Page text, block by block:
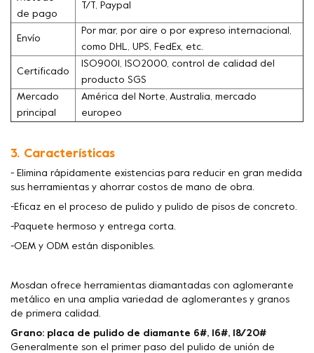
de pago
T/T, Paypal
Envío
Por mar, por aire o por expreso internacional,
como DHL, UPS, FedEx, etc.
Certificado
ISO9001, ISO2000, control de calidad del
producto SGS
Mercado
principal
América del Norte, Australia, mercado
europeo
3. Características
- Elimina rápidamente existencias para reducir en gran medida
sus herramientas y ahorrar costos de mano de obra.
-Eficaz en el proceso de pulido y pulido de pisos de concreto.
-Paquete hermoso y entrega corta.
-OEM y ODM están disponibles.
Mosdan ofrece herramientas diamantadas con aglomerante
metálico en una amplia variedad de aglomerantes y granos
de primera calidad.
Grano: placa de pulido de diamante 6#, 16#, 18/20#
Generalmente son el primer paso del pulido de unión de